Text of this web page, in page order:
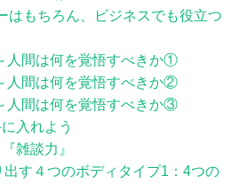
はもちろん、ビジネスでも役立つ
人間は何を覚悟すべきか①
人間は何を覚悟すべきか②
人間は何を覚悟すべきか③
入れよう
雑談力』
す４つのボディタイプ1：4つの